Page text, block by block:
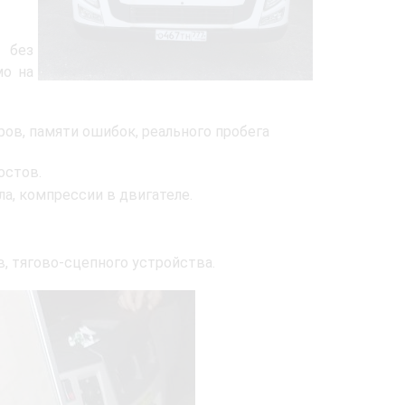
без
на
памяти ошибок, реального пробега
компрессии в двигателе.
тягово-сцепного устройства.